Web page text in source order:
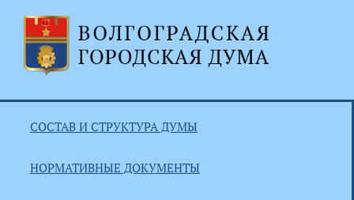
СОСТАВ И СТРУКТУРА ДУМЫ
НОРМАТИВНЫЕ ДОКУМЕНТЫ